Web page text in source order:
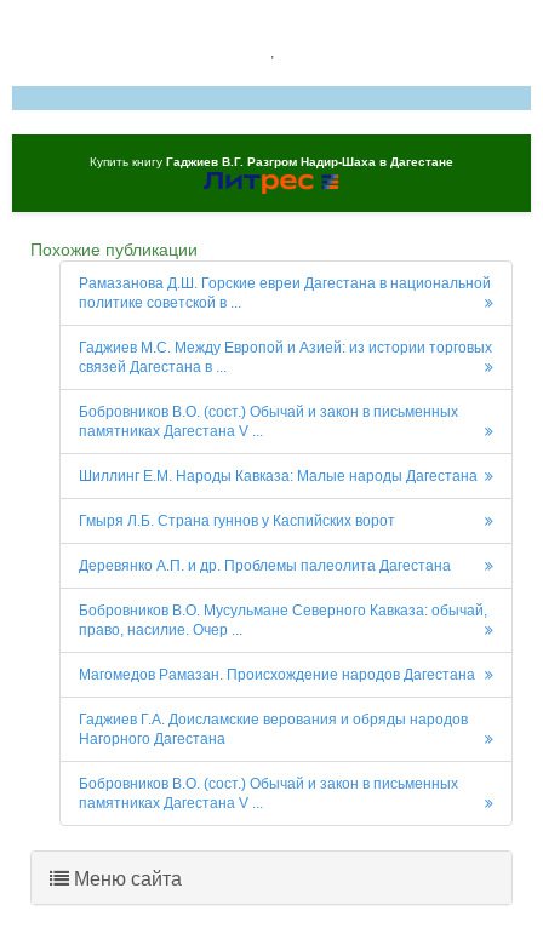
,
Купить книгу Гаджиев В.Г. Разгром Надир-Шаха в Дагестане
Похожие публикации
Рамазанова Д.Ш. Горские евреи Дагестана в национальной
политике советской в ...
Гаджиев М.С. Между Европой и Азией: из истории торговых
связей Дагестана в ...
Бобровников В.О. (сост.) Обычай и закон в письменных
памятниках Дагестана V ...
Шиллинг Е.М. Народы Кавказа: Малые народы Дагестана
Гмыря Л.Б. Страна гуннов у Каспийских ворот
Деревянко А.П. и др. Проблемы палеолита Дагестана
Бобровников В.О. Мусульмане Северного Кавказа: обычай,
право, насилие. Очер ...
Магомедов Рамазан. Происхождение народов Дагестана
Гаджиев Г.А. Доисламские верования и обряды народов
Нагорного Дагестана
Бобровников В.О. (сост.) Обычай и закон в письменных
памятниках Дагестана V ...
Меню сайта